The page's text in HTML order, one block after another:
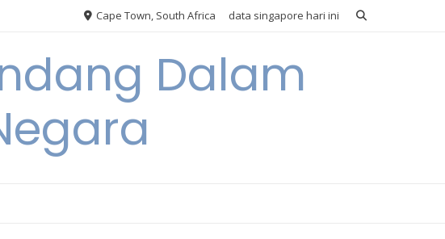
Cape Town, South Africa data singapore hari ini
Dalam